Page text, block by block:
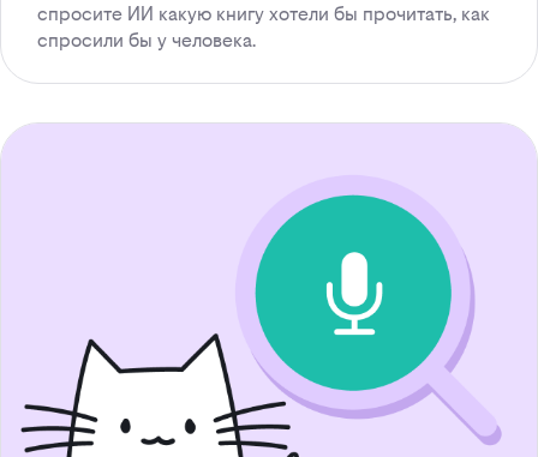
спросите ИИ какую книгу хотели бы прочитать, как
спросили бы у человека.